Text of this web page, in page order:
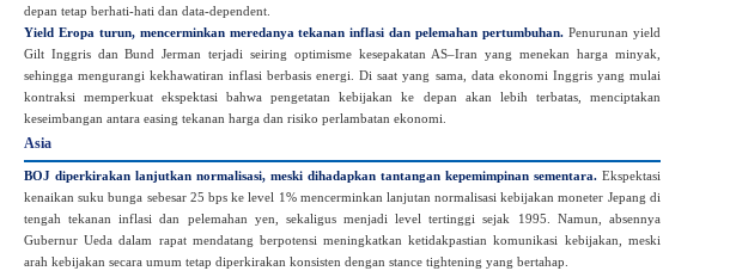
depan tetap berhati‑hati dan data-dependent.
Yield Eropa turun, mencerminkan meredanya tekanan inflasi dan pelemahan pertumbuhan. Penurunan yield
Gilt Inggris dan Bund Jerman terjadi seiring optimisme kesepakatan AS–Iran yang menekan harga minyak,
sehingga mengurangi kekhawatiran inflasi berbasis energi. Di saat yang sama, data ekonomi Inggris yang mulai
kontraksi memperkuat ekspektasi bahwa pengetatan kebijakan ke depan akan lebih terbatas, menciptakan
keseimbangan antara easing tekanan harga dan risiko perlambatan ekonomi.
Asia
BOJ diperkirakan lanjutkan normalisasi, meski dihadapkan tantangan kepemimpinan sementara.Ekspektasi
kenaikan suku bunga sebesar 25 bps ke level 1% mencerminkan lanjutan normalisasi kebijakan moneter Jepang di
tengah tekanan inflasi dan pelemahan yen, sekaligus menjadi level tertinggi sejak 1995. Namun, absennya
Gubernur Ueda dalam rapat mendatang berpotensi meningkatkan ketidakpastian komunikasi kebijakan, meski
arah kebijakan secara umum tetap diperkirakan konsisten dengan stance tightening yang bertahap.